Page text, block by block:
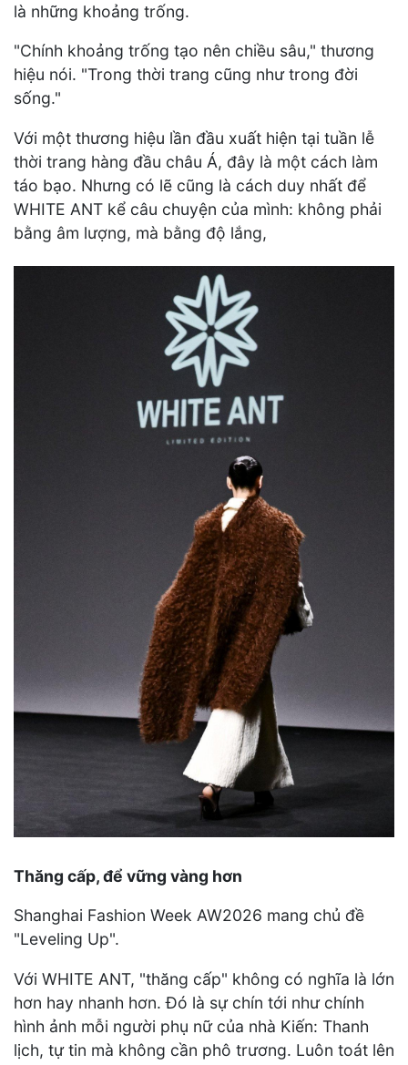
là những khoảng trống.
"Chính khoảng trống tạo nên chiều sâu," thương
hiệu nói. "Trong thời trang cũng như trong đời
sống."
Với một thương hiệu lần đầu xuất hiện tại tuần lễ
thời trang hàng đầu châu Á, đây là một cách làm
táo bạo. Nhưng có lẽ cũng là cách duy nhất để
WHITE ANT kể câu chuyện của mình: không phải
bằng âm lượng, mà bằng độ lắng,
Thăng cấp, để vững vàng hơn
Shanghai Fashion Week AW2026 mang chủ đề
"Leveling Up".
Với WHITE ANT, "thăng cấp" không có nghĩa là lớn
hơn hay nhanh hơn. Đó là sự chín tới như chính
hình ảnh mỗi người phụ nữ của nhà Kiến: Thanh
lịch, tự tin mà không cần phô trương. Luôn toát lên